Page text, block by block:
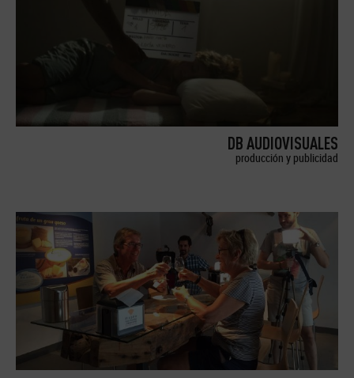
DB AUDIOVISUALES
producción y publicidad